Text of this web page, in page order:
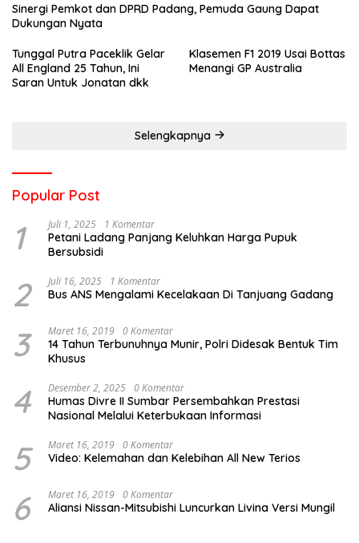
Sinergi Pemkot dan DPRD Padang, Pemuda Gaung Dapat
Dukungan Nyata
Tunggal Putra Paceklik Gelar
All England 25 Tahun, Ini
Saran Untuk Jonatan dkk
Klasemen F1 2019 Usai Bottas
Menangi GP Australia
Selengkapnya
Popular Post
1 Juli 1, 2025 1 Komentar
Petani Ladang Panjang Keluhkan Harga Pupuk
Bersubsidi
2 Juli 16, 2025 1 Komentar
Bus ANS Mengalami Kecelakaan Di Tanjuang Gadang
3 Maret 16, 2019 0 Komentar
14 Tahun Terbunuhnya Munir, Polri Didesak Bentuk Tim
Khusus
4 Desember 2, 2025 0 Komentar
Humas Divre II Sumbar Persembahkan Prestasi
Nasional Melalui Keterbukaan Informasi
5 Maret 16, 2019 0 Komentar
Video: Kelemahan dan Kelebihan All New Terios
6 Maret 16, 2019 0 Komentar
Aliansi Nissan-Mitsubishi Luncurkan Livina Versi Mungil